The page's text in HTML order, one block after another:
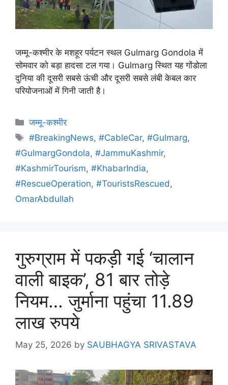
जम्मू-कश्मीर के मशहूर पर्यटन स्थल Gulmarg Gondola में
सोमवार को बड़ा हादसा टल गया। Gulmarg स्थित यह गोंडोला
दुनिया की दूसरी सबसे ऊंची और दूसरी सबसे लंबी केबल कार
परियोजनाओं में गिनी जाती है।
जम्मू-कश्मीर
#BreakingNews,#CableCar,#Gulmarg,
#GulmargGondola, #JammuKashmir,
#KashmirTourism, #KhabarIndia,
#RescueOperation, #TouristsRescued ,
OmarAbdullah
गुरुग्राम में पकड़ी गई ‘चालान
वाली बाइक’, 81 बार तोड़े
नियम… जुर्माना पहुंचा 11.89
लाख रुपये
May 25, 2026 by SAUBHAGYA SRIVASTAVA